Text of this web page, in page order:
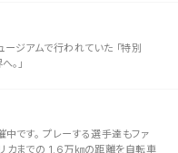
ージアムで行われていた 「特別
。」
です。 プレーする選手達もファ
カまでの 1.6万㎞の距離を自転車